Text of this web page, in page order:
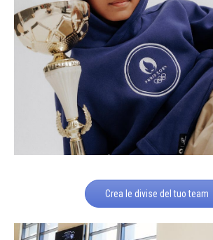
Crea le divise del tuo team